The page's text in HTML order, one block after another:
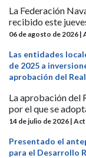
La Federación
recibido este jueves
06 de agosto de 2026 |
Las entidades
de 2025 a
aprobación del
La aprobación del
por el que se
14 de julio de 2026 |
Presentado el
para el Desarrollo